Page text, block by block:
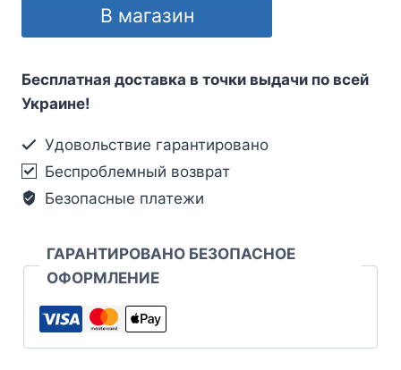
В магазин
Бесплатная доставка в точки выдачи по всей
Украине!
Удовольствие гарантировано
Беспроблемный возврат
Безопасные платежи
ГАРАНТИРОВАНО БЕЗОПАСНОЕ
ОФОРМЛЕНИЕ